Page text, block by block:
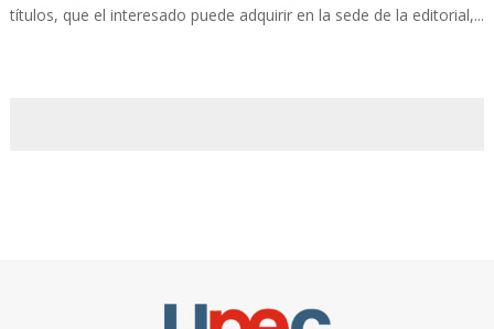
títulos, que el interesado puede adquirir en la sede de la editorial,...